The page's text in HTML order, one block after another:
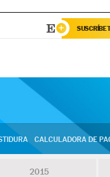
CALCULADORA DE
2015